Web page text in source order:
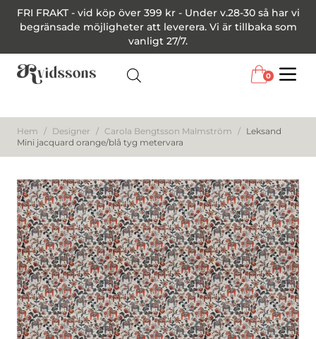
FRI FRAKT - vid köp över 399 kr - Under v.28-30 så har vi
begränsade möjligheter att leverera. Vi är tillbaka som
vanligt 27/7.
0
Hem / Designer / Carola Bengtsson Malmström / Leksand
Mini jacquard orange/blå tyg metervara